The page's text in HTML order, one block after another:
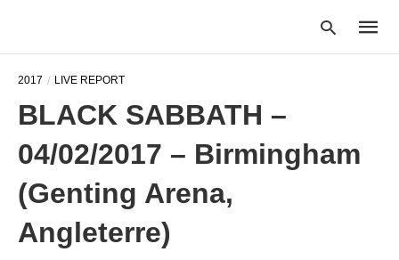
your
search
2017 LIVE REPORT
BLACK SABBATH –
04/02/2017 – Birmingham
(Genting Arena,
Angleterre)